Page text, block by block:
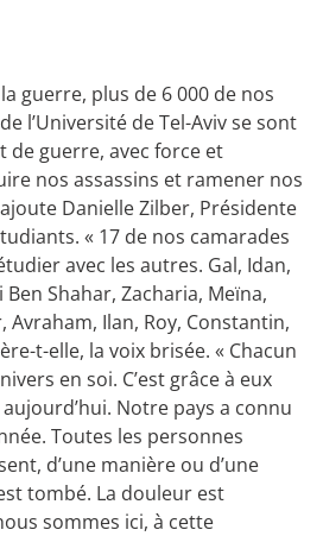
guerre, plus de 6 000 de nos
l’Université de Tel-Aviv se sont
de guerre, avec force et
nos assassins et ramener nos
Danielle Zilber, Présidente
« 17 de nos camarades
avec les autres. Gal, Idan,
Shahar, Zacharia, Meïna,
Avraham, Ilan, Roy, Constantin,
t-elle, la voix brisée. « Chacun
en soi. C’est grâce à eux
Notre pays a connu
Toutes les personnes
d’une manière ou d’une
tombé. La douleur est
sommes ici, à cette